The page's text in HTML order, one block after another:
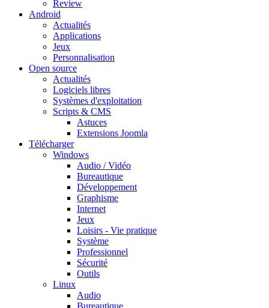
Review
Android
Actualités
Applications
Jeux
Personnalisation
Open source
Actualités
Logiciels libres
Systèmes d'exploitation
Scripts & CMS
Astuces
Extensions Joomla
Télécharger
Windows
Audio / Vidéo
Bureautique
Développement
Graphisme
Internet
Jeux
Loisirs - Vie pratique
Système
Professionnel
Sécurité
Outils
Linux
Audio
Bureautique